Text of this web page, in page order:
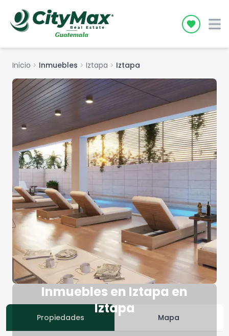
Icon
Inicio chevron_right Inmuebles chevron_right Iztapa chevron_right Iztapa
Inmuebles en Iztapa en
Iztapa
Propiedades Mapa